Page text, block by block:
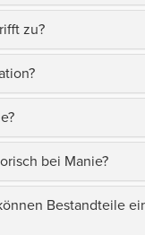
zu?
bei Manie?
Bestandteile